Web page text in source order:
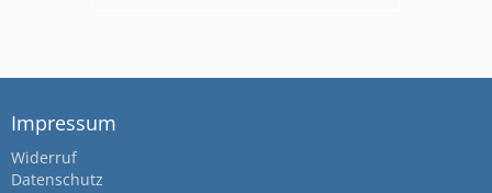
Impressum
Widerruf
Datenschutz